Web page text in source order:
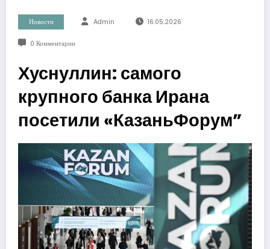
Новости Admin 16.05.2026
0 Комментарии
Хуснуллин: самого
крупного банка Ирана
посетили «КазаньФорум”